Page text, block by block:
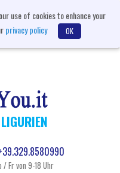
use of cookies to enhance your
privacy policy OK
/ Fr von 9-18 Uhr